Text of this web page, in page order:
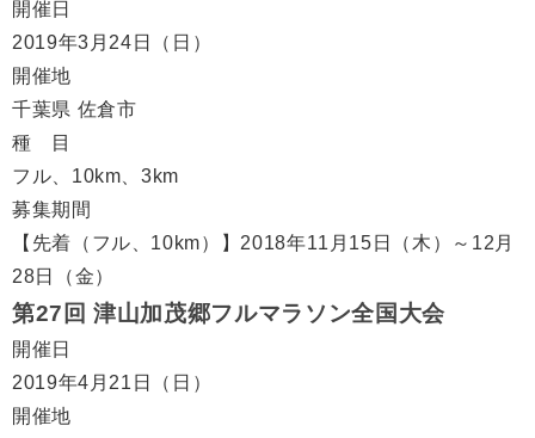
開催日
2019年3月24日（日）
開催地
千葉県 佐倉市
種 目
フル、10km、3km
募集期間
【先着（フル、10km）】2018年11月15日（木）～12月
28日（金）
第27回 津山加茂郷フルマラソン全国大会
開催日
2019年4月21日（日）
開催地